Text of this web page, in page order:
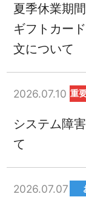
夏季休業期
ギフトカー
文について
2026.07.10 重
システム障
て
2026.07.07